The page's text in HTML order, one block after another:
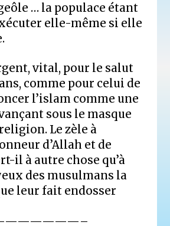
… la populace étant
elle-même si elle
vital, pour le salut
comme pour celui de
l’islam comme une
sous le masque
Le zèle à
d’Allah et de
il à autre chose qu’à
des musulmans la
leur fait endosser